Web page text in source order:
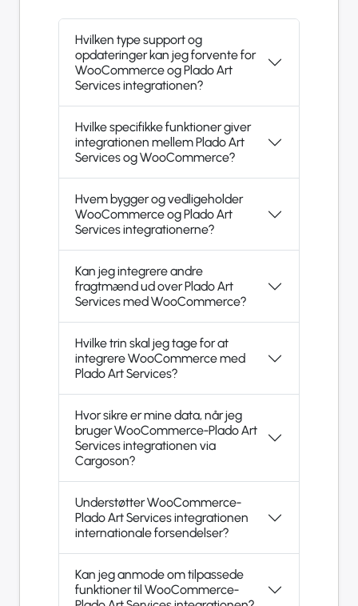
Hvilken type support og
opdateringer kan jeg forvente for
WooCommerce og Plado Art
Services integrationen?
Hvilke specifikke funktioner giver
integrationen mellem Plado Art
Services og WooCommerce?
Hvem bygger og vedligeholder
WooCommerce og Plado Art
Services integrationerne?
Kan jeg integrere andre
fragtmænd ud over Plado Art
Services med WooCommerce?
Hvilke trin skal jeg tage for at
integrere WooCommerce med
Plado Art Services?
Hvor sikre er mine data, når jeg
bruger WooCommerce-Plado Art
Services integrationen via
Cargoson?
Understøtter WooCommerce-
Plado Art Services integrationen
internationale forsendelser?
Kan jeg anmode om tilpassede
funktioner til WooCommerce-